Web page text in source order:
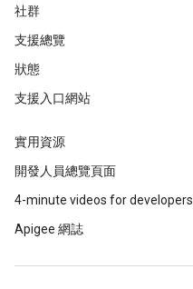
社群
支援總覽
狀態
支援入口網站
實用資源
開發人員總覽頁面
4-minute videos for developers
Apigee 網誌